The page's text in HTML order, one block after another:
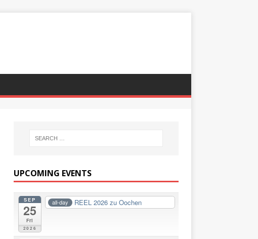
UPCOMING EVENTS
SEP
25
Fri
2026
all-day REEL 2026 zu Oochen